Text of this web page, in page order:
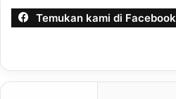
Temukan kami di Facebook